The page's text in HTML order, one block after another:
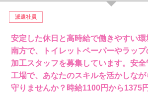
派遣社員
安定した休日と高時給で働きやすい
南方で、トイレットペーパーやラッ
加工スタッフを募集しています。安
工場で、あなたのスキルを活かしな
守りませんか？時給1100円から1375